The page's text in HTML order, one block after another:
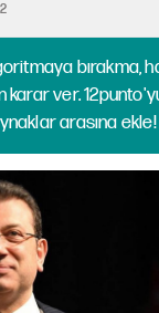
bırakma,
karar ver.
arasına ekle!